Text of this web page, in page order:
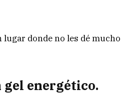
lugar donde no les dé mucho
gel energético.